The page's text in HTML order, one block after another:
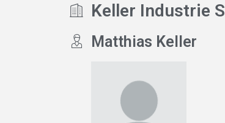
Keller Industrie
Matthias Keller